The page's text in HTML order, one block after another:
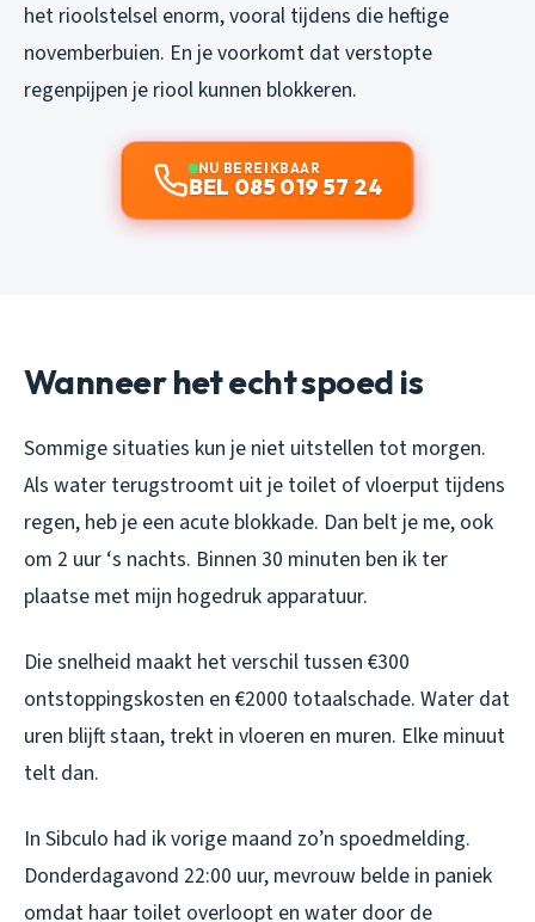
het rioolstelsel enorm, vooral tijdens die heftige
novemberbuien. En je voorkomt dat verstopte
regenpijpen je riool kunnen blokkeren.
NU BEREIKBAAR
BEL 085 019 57 24
Wanneer het echt spoed is
Sommige situaties kun je niet uitstellen tot morgen.
Als water terugstroomt uit je toilet of vloerput tijdens
regen, heb je een acute blokkade. Dan belt je me, ook
om 2 uur ‘s nachts. Binnen 30 minuten ben ik ter
plaatse met mijn hogedruk apparatuur.
Die snelheid maakt het verschil tussen €300
ontstoppingskosten en €2000 totaalschade. Water dat
uren blijft staan, trekt in vloeren en muren. Elke minuut
telt dan.
In Sibculo had ik vorige maand zo’n spoedmelding.
Donderdagavond 22:00 uur, mevrouw belde in paniek
omdat haar toilet overloopt en water door de